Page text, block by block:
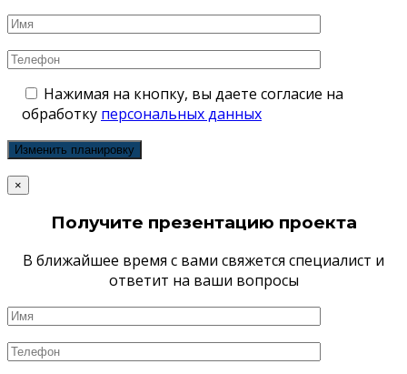
Нажимая на кнопку, вы даете согласие на
обработку персональных данных
×
Получите презентацию проекта
В ближайшее время с вами свяжется специалист и
ответит на ваши вопросы